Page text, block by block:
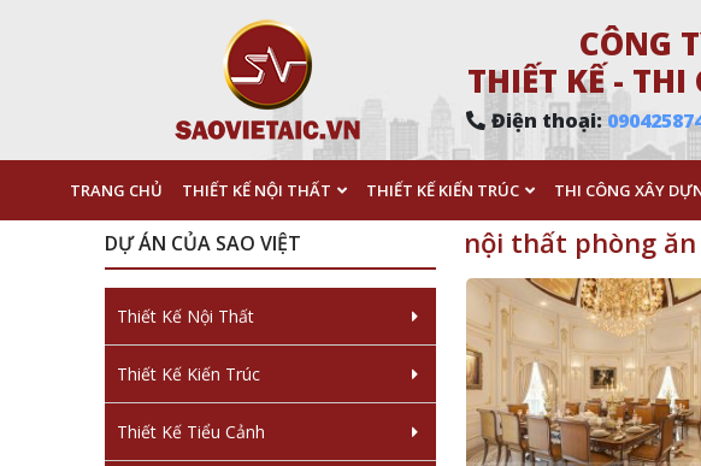
CÔNG
THIẾT KẾ -
Điện thoại:
TRANG CHỦ THIẾT KẾ NỘI THẤT THIẾT KẾ KIẾN TRÚC THI CÔNG XÂY
nội thất phòng
DỰ ÁN CỦA SAO VIỆT
Thiết Kế Nội Thất
Thiết Kế Kiến Trúc
Thiết Kế Tiểu Cảnh